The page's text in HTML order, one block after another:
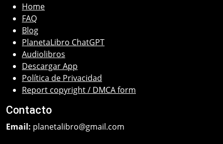
Home
FAQ
Blog
PlanetaLibro ChatGPT
Audiolibros
Descargar App
Política de Privacidad
Report copyright / DMCA form
Contacto
Email: planetalibro@gmail.com